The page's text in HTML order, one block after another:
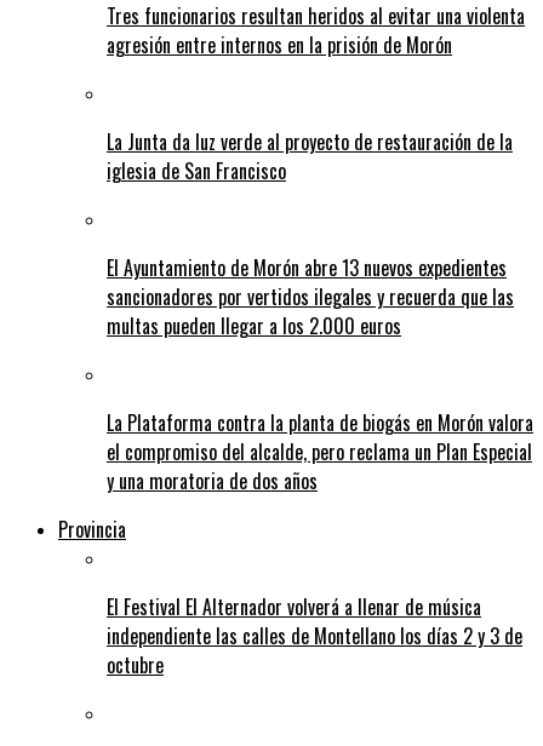
Tres funcionarios resultan heridos al evitar una violenta
agresión entre internos en la prisión de Morón
La Junta da luz verde al proyecto de restauración de la
iglesia de San Francisco
El Ayuntamiento de Morón abre 13 nuevos expedientes
sancionadores por vertidos ilegales y recuerda que las
multas pueden llegar a los 2.000 euros
La Plataforma contra la planta de biogás en Morón valora
el compromiso del alcalde, pero reclama un Plan Especial
y una moratoria de dos años
Provincia
El Festival El Alternador volverá a llenar de música
independiente las calles de Montellano los días 2 y 3 de
octubre